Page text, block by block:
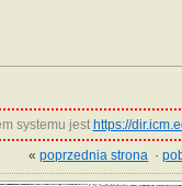
systemu jest https://
«poprzednia strona ·